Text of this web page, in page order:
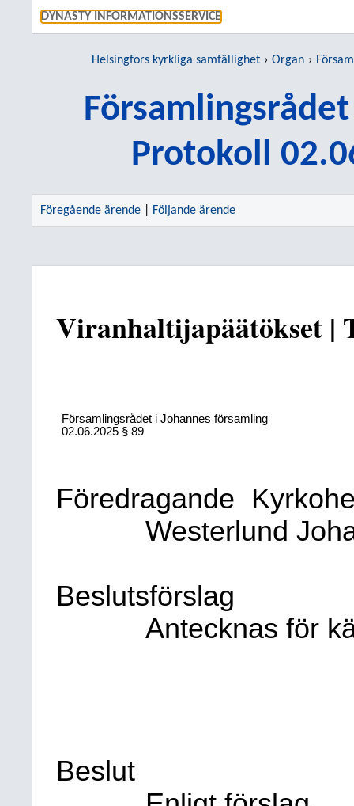
DYNASTY INFORMATIONSSERVICE
Helsingfors kyrkliga samfällighet Organ
Protokoll
Föregående ärende Följande ärende
Viranhaltijapäätökset |
Församlingsrådet i Johannes församling
02.06.2025 § 89
Föredragande
Westerlund
Beslutsförslag
Antecknas för
Beslut